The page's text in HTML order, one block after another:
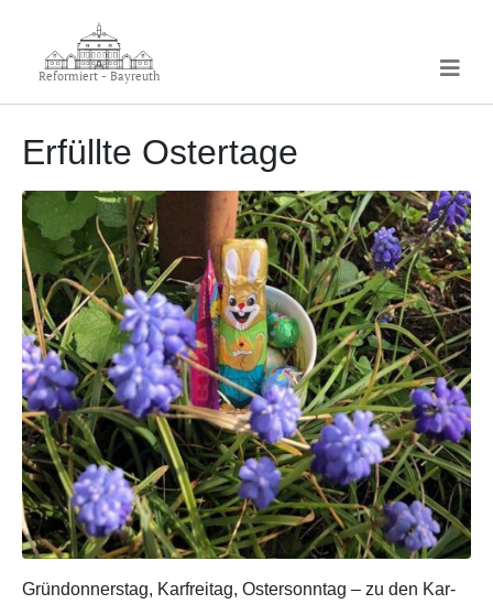
Reformiert - Bayreuth
Erfüllte Ostertage
Gründonnerstag, Karfreitag, Ostersonntag – zu den Kar-